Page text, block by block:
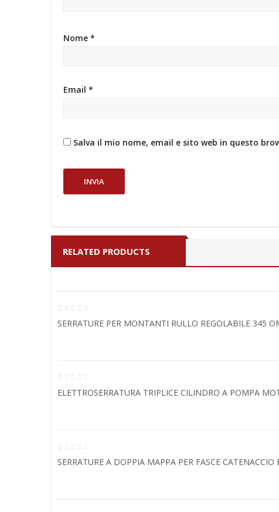
Nome *
Email *
Salva il mio nome, email e sito web in questo
RELATED PRODUCTS
SERRATURE PER MONTANTI RULLO REGOLABILE 345
ELETTROSERRATURA TRIPLICE CILINDRO A POMPA
SERRATURE A DOPPIA MAPPA PER FASCE